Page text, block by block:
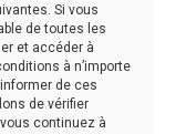
Si vous
de toutes les
et accéder à
à n’importe
de ces
de vérifier
continuez à